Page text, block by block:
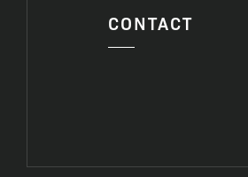
CONTACT